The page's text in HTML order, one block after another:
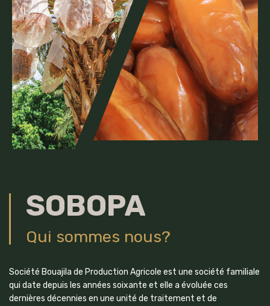
SOBOPA
Qui sommes nous?
Société Bouajila de Production Agricole est une société familiale
qui date depuis les années soixante et elle a évoluée ces
dernières décennies en une unité de traitement et de